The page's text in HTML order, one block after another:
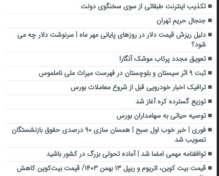
تکذیب اینترنت طبقاتی از سوی سخنگوی دولت
جنجال حریم تهران
دلیل ریزش قیمت دلار در روزهای پایانی مهر ماه | سرنوشت دلار چه می
شود؟
تعویق مجدد پرتاب موشک آنگارا
ثبت ۹ اثر سیستان و بلوچستان در فهرست میراث ملی ناملموس
ترافیک اخبار خودرویی قبل از شروع معاملات بورس
توزیع گسترده کره آغاز شد
توصیه حیاتی به سهامداران بورس
فوری | خبر خوب اول صبح | همسان سازی ۹۰ درصدی حقوق بازنشستگان
تصویب شد
توافقنامه مهمی امضا شد | آماده تحولی بزرگ در کشور باشید
قیمت بیت کوین، اتریوم و ریپل ۱۳ بهمن ۱۴۰۳/ قیمت بیت‌کوین کاهش